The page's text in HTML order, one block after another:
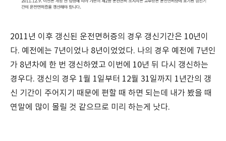
2011년 이후 갱신된 운전면허증의 경우 갱신기간은 10년이
다. 예전에는 7년이었나 8년이었었다. 나의 경우 예전에 7년인
가 8년차에 한 번 갱신하였고 이번에 10년 뒤 다시 갱신하는
경우다. 갱신의 경우 1월 1일부터 12월 31일까지 1년간의 갱
신 기간이 주어지기 때문에 편할 때 하면 되는데 내가 봤을 때
연말에 많이 몰릴 것 같으므로 미리 하는게 낫다.